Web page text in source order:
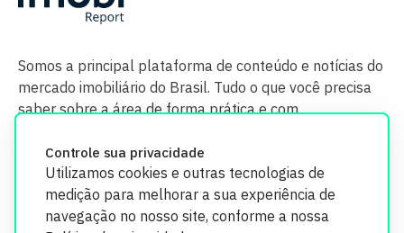
Controle sua privacidade
Utilizamos cookies e outras tecnologias de
medição para melhorar a sua experiência de
navegação no nosso site, conforme a nossa
Somos a principal plataforma de conteúdo e notícias do
mercado imobiliário do Brasil. Tudo o que você precisa
saber sobre a área de forma prática e com